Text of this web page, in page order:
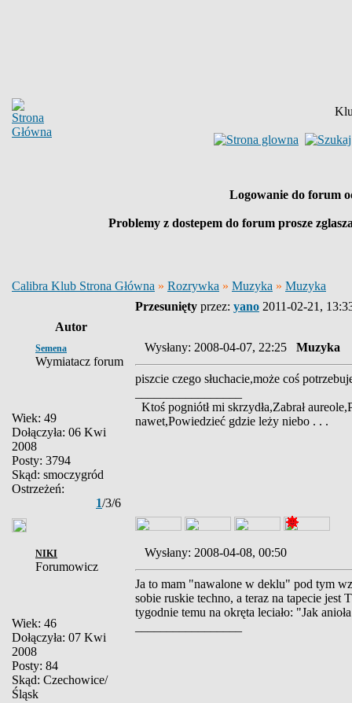
Logowanie do forum
Problemy z dostepem do forum prosze
Calibra Klub Strona Główna » Rozrywka » Muzyka » Muzyka
Przesunięty przez: yano 2011-02-21,
Autor
Semena
Wymiatacz forum
Wiek: 49
Dołączyła: 06 Kwi
2008
Posty: 3794
Skąd: smoczygród
Ostrzeżeń:
1/3/6
Wysłany: 2008-04-07, 22:25 Muzyka
piszcie czego słuchacie,może coś
Ktoś pogniótł mi skrzydła,Zabrał
nawet,Powiedzieć gdzie leży niebo . . .
NIKI
Forumowicz
Wiek: 46
Dołączyła: 07 Kwi
2008
Posty: 84
Skąd: Czechowice/
Śląsk
Wysłany: 2008-04-08, 00:50
Ja to mam "nawalone w deklu" pod tym
sobie ruskie techno, a teraz na tapecie jest
tygodnie temu na okręta leciało: "Jak